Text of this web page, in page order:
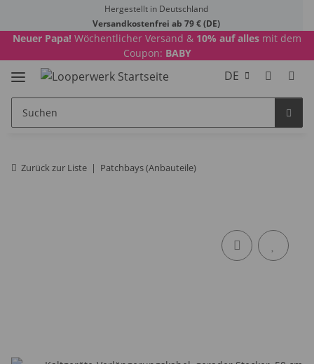
Hergestellt in Deutschland
Versandkostenfrei ab 79 € (DE)
Neuer Papa! Wöchentlicher Versand & 10% auf alles mit dem
Coupon: BABY
DE
Zurück zur Liste Patchbays (Anbauteile)